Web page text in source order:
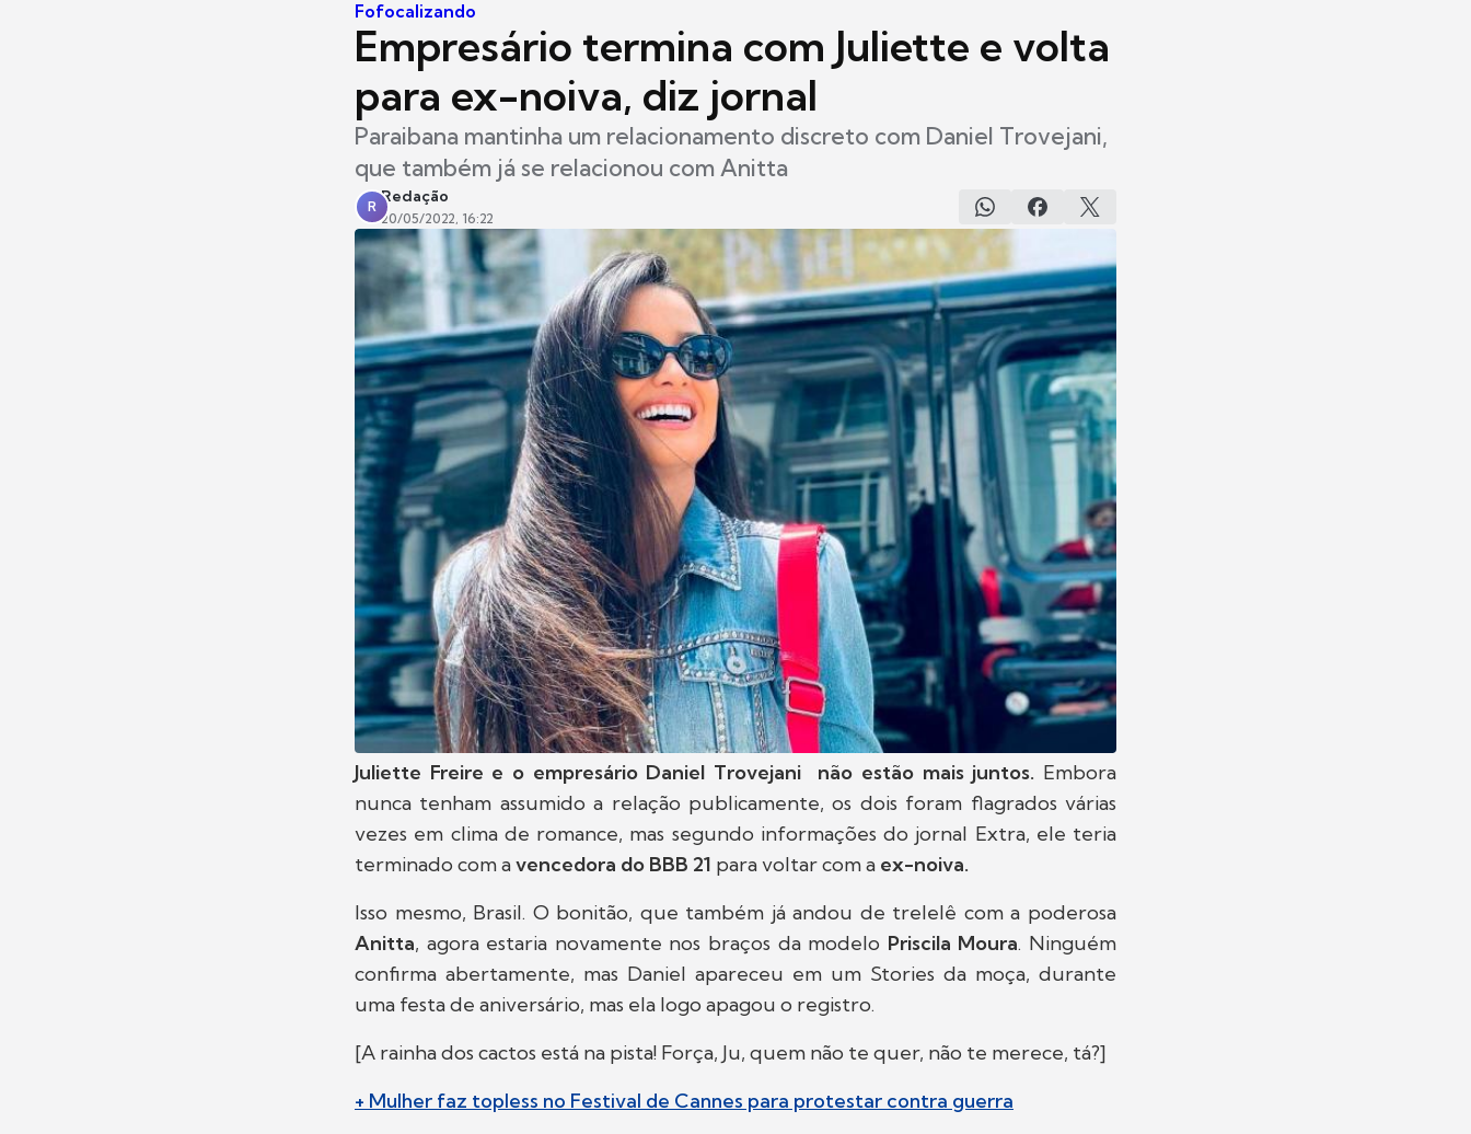
Fofocalizando
Empresário termina com Juliette e volta
para ex-noiva, diz jornal
Paraibana mantinha um relacionamento discreto com Daniel Trovejani,
que também já se relacionou com Anitta
R
Redação
20/05/2022, 16:22
Juliette Freire e o empresário Daniel Trovejani não estão mais juntos. Embora
nunca tenham assumido a relação publicamente, os dois foram flagrados várias
vezes em clima de romance, mas segundo informações do jornal Extra, ele teria
terminado com avencedora do BBB 21 para voltar com a ex-noiva.
Isso mesmo, Brasil. O bonitão, que também já andou de trelelê com a poderosa
Anitta, agora estaria novamente nos braços da modelo Priscila Moura. Ninguém
confirma abertamente, mas Daniel apareceu em um Stories da moça, durante
uma festa de aniversário, mas ela logo apagou o registro.
[A rainha dos cactos está na pista! Força, Ju, quem não te quer, não te merece, tá?]
+ Mulher faz topless no Festival de Cannes para protestar contra guerra